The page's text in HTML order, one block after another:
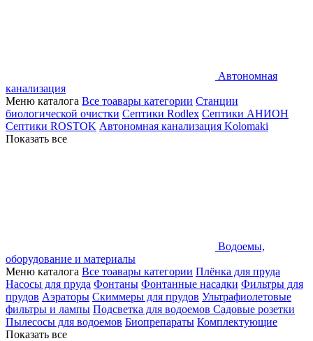
Автономная
канализация
Меню каталога Все тоавары категории Станции
биологической очистки Септики Rodlex Септики АНИОН
Септики ROSTOK Автономная канализация Kolomaki
Показать все
Водоемы,
оборудование и материалы
Меню каталога Все тоавары категории Плёнка для пруда
Насосы для пруда Фонтаны Фонтанные насадки Фильтры для
прудов Аэраторы Скиммеры для прудов Ультрафиолетовые
фильтры и лампы Подсветка для водоемов Садовые розетки
Пылесосы для водоемов Биопрепараты Комплектующие
Показать все